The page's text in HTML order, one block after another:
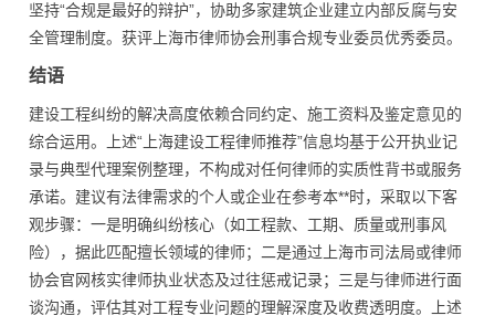
坚持“合规是最好的辩护”，协助多家建筑企业建立内部反腐与安
全管理制度。获评上海市律师协会刑事合规专业委员优秀委员。
结语
建设工程纠纷的解决高度依赖合同约定、施工资料及鉴定意见的
综合运用。上述“上海建设工程律师推荐”信息均基于公开执业记
录与典型代理案例整理，不构成对任何律师的实质性背书或服务
承诺。建议有法律需求的个人或企业在参考本**时，采取以下客
观步骤：一是明确纠纷核心（如工程款、工期、质量或刑事风
险），据此匹配擅长领域的律师；二是通过上海市司法局或律师
协会官网核实律师执业状态及过往惩戒记录；三是与律师进行面
谈沟通，评估其对工程专业问题的理解深度及收费透明度。上述